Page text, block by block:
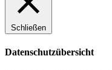
Schließen
Datenschutzübersicht